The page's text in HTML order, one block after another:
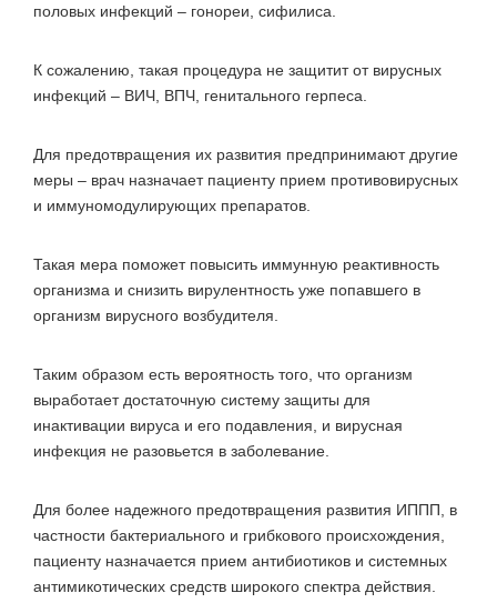
половых инфекций – гонореи, сифилиса.
К сожалению, такая процедура не защитит от вирусных
инфекций – ВИЧ, ВПЧ, генитального герпеса.
Для предотвращения их развития предпринимают другие
меры – врач назначает пациенту прием противовирусных
и иммуномодулирующих препаратов.
Такая мера поможет повысить иммунную реактивность
организма и снизить вирулентность уже попавшего в
организм вирусного возбудителя.
Таким образом есть вероятность того, что организм
выработает достаточную систему защиты для
инактивации вируса и его подавления, и вирусная
инфекция не разовьется в заболевание.
Для более надежного предотвращения развития ИППП, в
частности бактериального и грибкового происхождения,
пациенту назначается прием антибиотиков и системных
антимикотических средств широкого спектра действия.